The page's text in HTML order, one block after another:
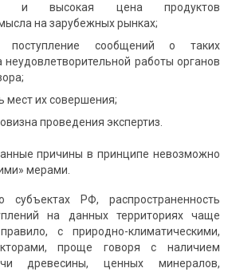
и высокая цена продуктов
на зарубежных рынках;
поступление сообщений о таких
неудовлетворительной работы органов
мест их совершения;
проведения экспертиз.
причины в принципе невозможно
мерами.
РФ, распространенность
на данных территориях чаще
с природно-климатическими,
проще говоря с наличием
древесины, ценных минералов,